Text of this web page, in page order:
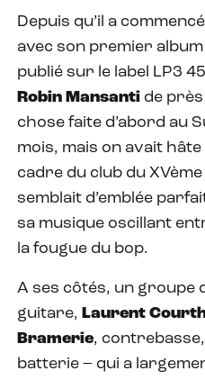
Depuis qu’il a
avec son premier album
publié sur le label LP3
Robin Mansanti de
chose faite d’abord au
mois, mais on avait hâte
cadre du club du
semblait d’emblée
sa musique oscillant
la fougue du bop.
A ses côtés, un groupe
guitare, Laurent
Bramerie, contrebasse,
batterie – qui a